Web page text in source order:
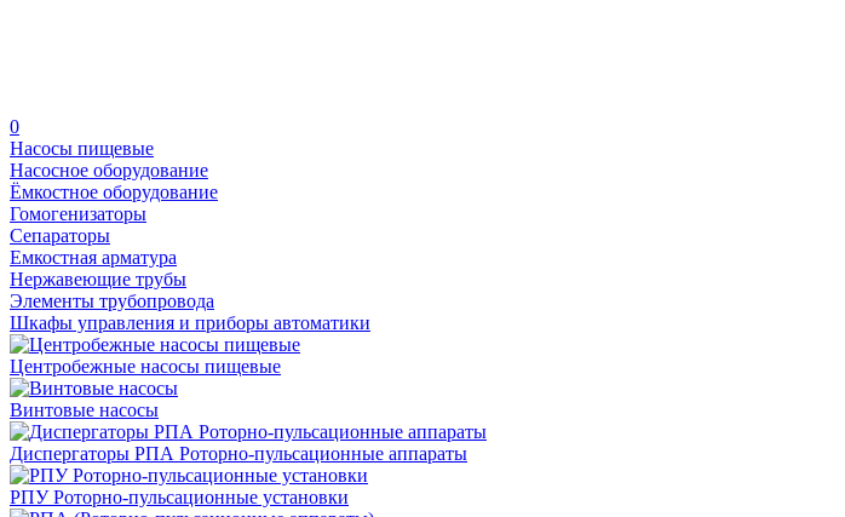
0
Насосы пищевые
Насосное оборудование
Ёмкостное оборудование
Гомогенизаторы
Сепараторы
Емкостная арматура
Нержавеющие трубы
Элементы трубопровода
Шкафы управления и приборы автоматики
Центробежные насосы пищевые
Винтовые насосы
Диспергаторы РПА Роторно-пульсационные аппараты
РПУ Роторно-пульсационные установки